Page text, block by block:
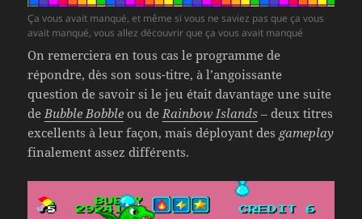
Ça vous avait manqué, et même si vous ne saviez pas que ça vous
avait manqué, vous allez découvrir que ça vous avait manqué
On remerciera en tous cas le programme de
répondre, dès son sous-titre, à l’angoissante
question de savoir si le jeu était davantage une suite
de Bubble Bobble ou de Rainbow Islands – deux titres
excellents à leur façon, mais déployant des gameplay
finalement assez différents.